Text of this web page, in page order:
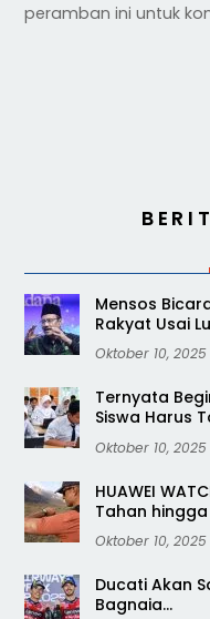
peramban ini untuk
Mensos
Rakyat Usai
Oktober 10, 2025
Ternyata
Siswa Harus
Oktober 10, 2025
HUAWEI
Tahan hingga
Oktober 10, 2025
Ducati Akan
Bagnaia…